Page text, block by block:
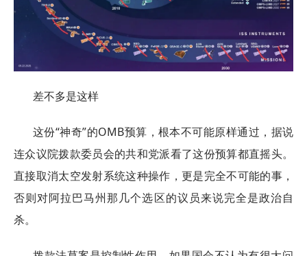
差不多是这样
这份“神奇”的OMB预算，根本不可能原样通过，据说
连众议院拨款委员会的共和党派看了这份预算都直摇头。
直接取消太空发射系统这种操作，更是完全不可能的事，
否则对阿拉巴马州那几个选区的议员来说完全是政治自
杀。